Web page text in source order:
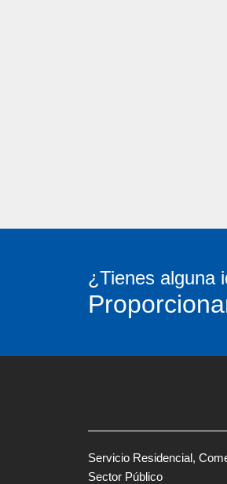
¿Tienes alguna
Servicio Residencial,
Sector Público